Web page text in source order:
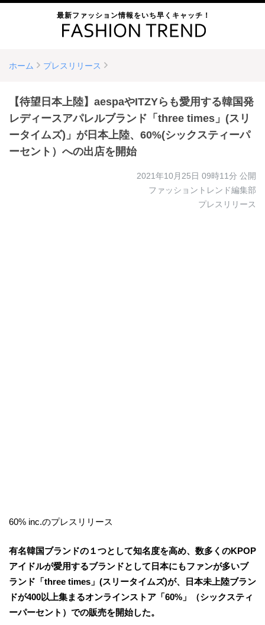
最新ファッション情報をいち早くキャッチ！
ホーム プレスリリース
【待望日本上陸】aespaやITZYらも愛用する韓国発
レディースアパレルブランド「three times」(スリ
ータイムズ)」が日本上陸、60%(シックスティーパ
ーセント）への出店を開始
2021年10月25日 09時11分 公開
ファッショントレンド編集部
プレスリリース
60% inc.のプレスリリース
有名韓国ブランドの１つとして知名度を高め、数多くのKPOP
アイドルが愛用するブランドとして日本にもファンが多いブ
ランド「three times」(スリータイムズ)が、日本未上陸ブラン
ドが400以上集まるオンラインストア「60%」（シックスティ
ーパーセント）での販売を開始した。